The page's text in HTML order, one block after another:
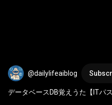
@dailylifeaiblog
データベースDB覚えうた【ITパ